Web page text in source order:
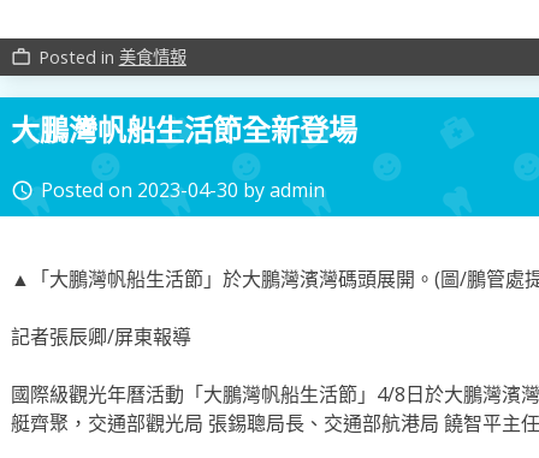
work_outline Posted in 美食情報
大鵬灣帆船生活節全新登場
access_time Posted on 2023-04-30 byadmin
▲「大鵬灣帆船生活節」於大鵬灣濱灣碼頭展開。(圖/鵬管處
記者張辰卿/屏東報導
國際級觀光年曆活動「大鵬灣帆船生活節」4/8日於大鵬灣濱
艇齊聚，交通部觀光局 張錫聰局長、交通部航港局 饒智平主